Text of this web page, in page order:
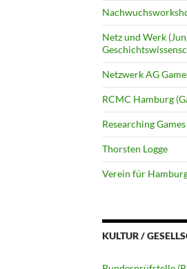
Netz und Werk
Netzwerk AG
RCMC Hamburg
Researching
Thorsten Logge
Verein für
KULTUR /